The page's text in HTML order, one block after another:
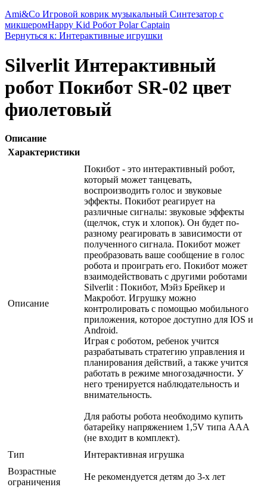
Ami&Co Игровой коврик музыкальный Синтезатор с
микшеромHappy Kid Робот Polar Captain
Вернуться к: Интерактивные игрушки
Silverlit Интерактивный
робот Покибот SR-02 цвет
фиолетовый
Описание
Характеристики
Описание
Покибот - это интерактивный робот,
который может танцевать,
воспроизводить голос и звуковые
эффекты. Покибот реагирует на
различные сигналы: звуковые эффекты
(щелчок, стук и хлопок). Он будет по-
разному реагировать в зависимости от
полученного сигнала. Покибот может
преобразовать ваше сообщение в голос
робота и проиграть его. Покибот может
взаимодействовать с другими роботами
Silverlit : Покибот, Мэйз Брейкер и
Макробот. Игрушку можно
контролировать с помощью мобильного
приложения, которое доступно для IOS и
Android.
Играя с роботом, ребенок учится
разрабатывать стратегию управления и
планирования действий, а также учится
работать в режиме многозадачности. У
него тренируется наблюдательность и
внимательность.
Для работы робота необходимо купить
батарейку напряжением 1,5V типа ААА
(не входит в комплект).
Тип
Интерактивная игрушка
Возрастные
ограничения
Не рекомендуется детям до 3-х лет